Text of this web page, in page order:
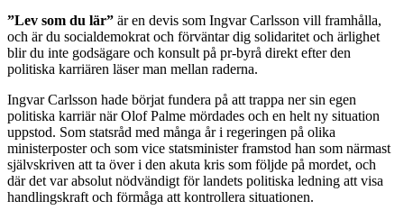
”Lev som du lär” är en devis som Ingvar Carlsson vill framhålla,
och är du socialdemokrat och förväntar dig solidaritet och ärlighet
blir du inte godsägare och konsult på pr-byrå direkt efter den
politiska karriären läser man mellan raderna.
Ingvar Carlsson hade börjat fundera på att trappa ner sin egen
politiska karriär när Olof Palme mördades och en helt ny situation
uppstod. Som statsråd med många år i regeringen på olika
ministerposter och som vice statsminister framstod han som närmast
självskriven att ta över i den akuta kris som följde på mordet, och
där det var absolut nödvändigt för landets politiska ledning att visa
handlingskraft och förmåga att kontrollera situationen.